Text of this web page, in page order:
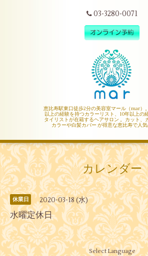
03-3280-0071
恵比寿駅東口徒歩2分の美容室マール（mar）
以上の経験を持つカラーリスト、10年以上の
タイリストが在籍するヘアサロン 。カット、
カラーや白髪カバー が得意な恵比寿で人気
カレンダー
休業日 2020-03-18 (水)
水曜定休日
Select Language